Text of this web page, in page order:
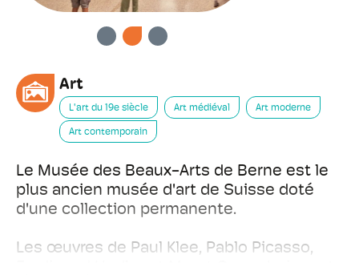
PRÉCÉDENT
SUIVANT
Art
L'art du 19e siècle Art médiéval Art moderne
Art contemporain
Le Musée des Beaux-Arts de Berne est le
plus ancien musée d'art de Suisse doté
d'une collection permanente.
Les œuvres de Paul Klee, Pablo Picasso,